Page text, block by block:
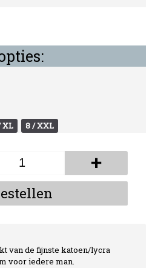
XL 8 / XXL
+
van de fijnste katoen/lycra
voor iedere man.